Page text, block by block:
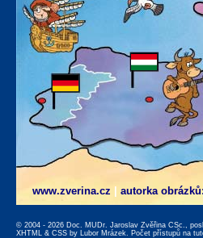
www.zverina.cz autorka
© 2004 - 2026 Doc. MUDr. Jaroslav Zvěřina CSc.,
XHTML & CSS by Lubor Mrázek. Počet přístupů na